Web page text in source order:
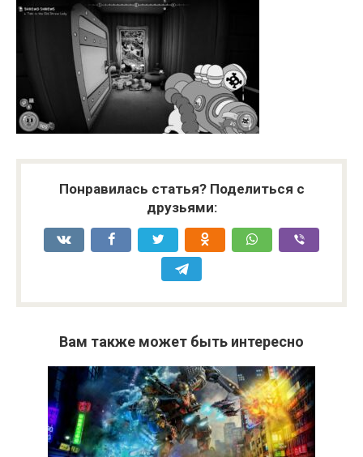
Понравилась статья? Поделиться с
друзьями:
Вам также может быть интересно